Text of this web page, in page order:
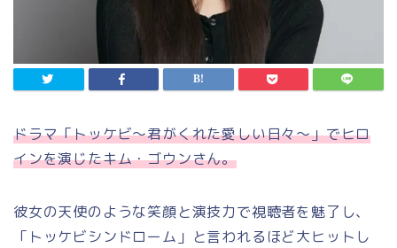
ドラマ「トッケビ～君がくれた愛しい日々～」でヒロ
インを演じたキム・ゴウンさん。
彼女の天使のような笑顔と演技力で視聴者を魅了し、
「トッケビシンドローム」と言われるほど大ヒットし